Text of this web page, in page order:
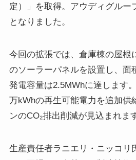
定）」を取得。アウディグルー
となりました。
今回の拡張では、倉庫棟の屋根
のソーラーパネルを設置し、面
発電容量は2.5MWhに達します
万kWhの再生可能電力を追加供
ンのCO₂排出削減が見込まれま
生産責任者ラニエリ・ニッコリ